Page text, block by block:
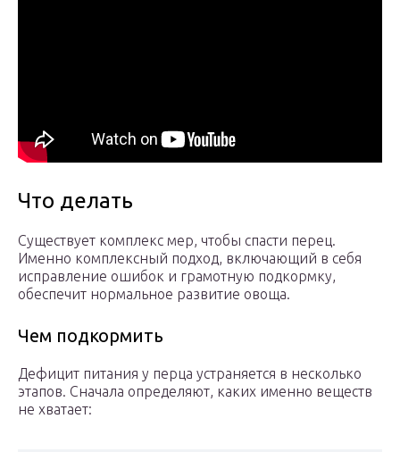
Что делать
Существует комплекс мер, чтобы спасти перец.
Именно комплексный подход, включающий в себя
исправление ошибок и грамотную подкормку,
обеспечит нормальное развитие овоща.
Чем подкормить
Дефицит питания у перца устраняется в несколько
этапов. Сначала определяют, каких именно веществ
не хватает: